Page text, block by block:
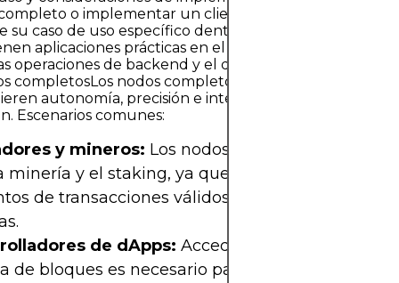
o implementar un cliente ligero depende en
su caso de uso específico dentro del ecosistema
aplicaciones prácticas en el desarrollo, las
operaciones de backend y el diseño de
completosLos nodos completos son ideales para
autonomía, precisión e integración completa con
Escenarios comunes:
y mineros: Los nodos completos son
minería y el staking, ya que garantizan el
de transacciones válidos y cadenas de
de dApps: Acceder al estado
de bloques es necesario para algunas